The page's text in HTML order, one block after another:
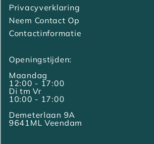
Privacyverklaring
Neem Contact Op
Contactinformatie
Openingstijden:
Maandag
12:00 - 17:00
Di tm Vr
10:00 - 17:00
Demeterlaan 9A
9641ML Veendam